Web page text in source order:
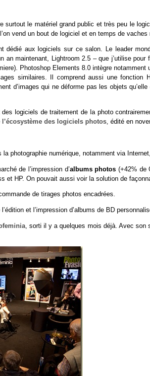
surtout le matériel grand public et très peu le
vend un bout de logiciel et en temps de vaches
dédié aux logiciels sur ce salon. Le leader
an maintenant, Lightroom 2.5 – que j’utilise
Photoshop Elements 8.0 intègre
similaires. Il comprend aussi une fonction
d’images qui ne déforme pas les objets
des logiciels de traitement de la photo
l’écosystème des logiciels photos, édité en
photographie numérique, notamment via
de l’impression d’albums photos (+42% de
et HP. On pouvait aussi voir la solution de
de tirages photos encadrées.
et l’impression d’albums de BD
, sorti il y a quelques mois déjà. Avec